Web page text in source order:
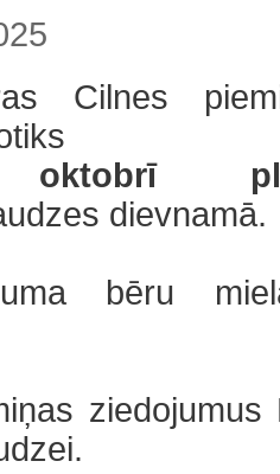
Cilnes
oktobrī
dievnamā.
bēru